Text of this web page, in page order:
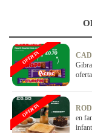
OFERTA
en
OFERTA